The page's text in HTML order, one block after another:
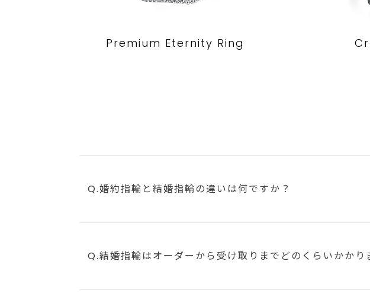
Premium Eternity Ring
Q.婚約指輪と結婚指輪の違いは何ですか？
Q.結婚指輪はオーダーから受け取りまで どのくらいかかり